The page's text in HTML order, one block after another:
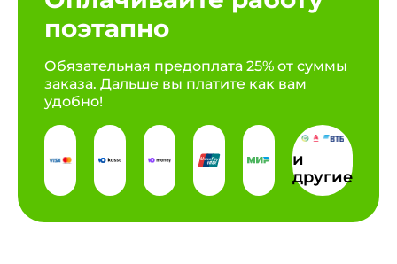
поэтапно
Обязательная предоплата 25% от суммы
заказа. Дальше вы платите как вам
удобно!
и
другие